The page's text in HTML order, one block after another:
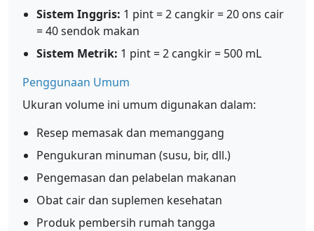
Sistem Inggris: 1 pint = 2 cangkir = 20 ons cair
= 40 sendok makan
Sistem Metrik: 1 pint = 2 cangkir = 500 mL
Penggunaan Umum
Ukuran volume ini umum digunakan dalam:
Resep memasak dan memanggang
Pengukuran minuman (susu, bir, dll.)
Pengemasan dan pelabelan makanan
Obat cair dan suplemen kesehatan
Produk pembersih rumah tangga